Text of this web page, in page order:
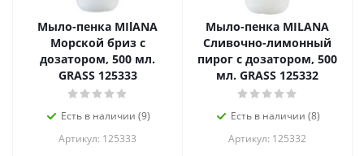
Мыло-пенка MIlANA
Морской бриз с
дозатором, 500 мл.
GRASS 125333
Есть в наличии (9)
Артикул: 125333
Мыло-пенка MILANA
Сливочно-лимонный
пирог с дозатором, 500
мл. GRASS 125332
Есть в наличии (8)
Артикул: 125332